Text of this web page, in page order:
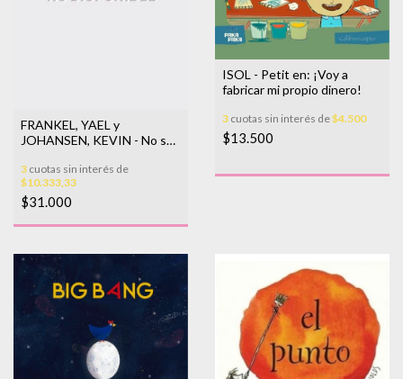
FRANKEL, YAEL y
JOHANSEN, KEVIN - No sé
3 cuotas sin interés de
$10.333,33
$31.000
ISOL - Petit en: ¡Voy a
fabricar mi propio dinero!
3 cuotas sin interés de$4.500
$13.500